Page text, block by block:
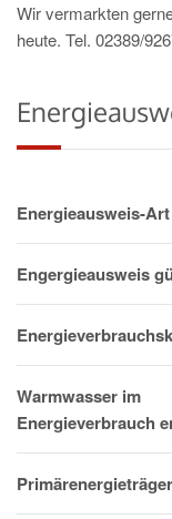
Wir vermarkten
heute. Tel. 02389/
Energieausweis-Art
Engergieausweis
Warmwasser im
Energieverbrauch
Primärenergieträger